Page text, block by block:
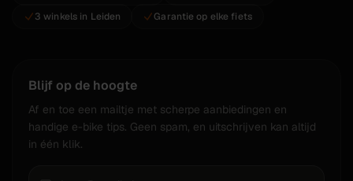
3 winkels in Leiden
Garantie op elke fiets
Blijf op de hoogte
Af en toe een mailtje met scherpe aanbiedingen en
handige e-bike tips. Geen spam, en uitschrijven kan altijd
in één klik.